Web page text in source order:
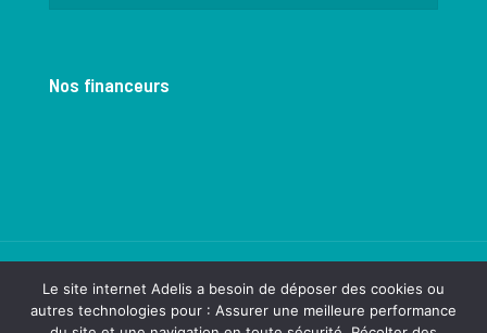
Nos financeurs
Le site internet Adelis a besoin de déposer des cookies ou
autres technologies pour : Assurer une meilleure performance